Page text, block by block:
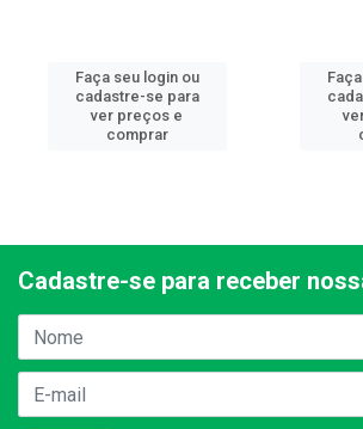
Faça seu login ou
cadastre-se para
ver preços e
comprar
Cadastre-se para receber